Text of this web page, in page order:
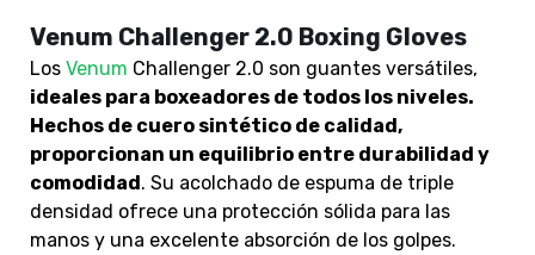
Venum Challenger 2.0 Boxing Gloves
Los Venum Challenger 2.0 son guantes versátiles,
ideales para boxeadores de todos los niveles.
Hechos de cuero sintético de calidad,
proporcionan un equilibrio entre durabilidad y
comodidad. Su acolchado de espuma de triple
densidad ofrece una protección sólida para las
manos y una excelente absorción de los golpes.